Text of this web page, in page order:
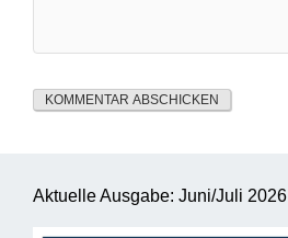
Aktuelle Ausgabe: Juni/Juli 2026